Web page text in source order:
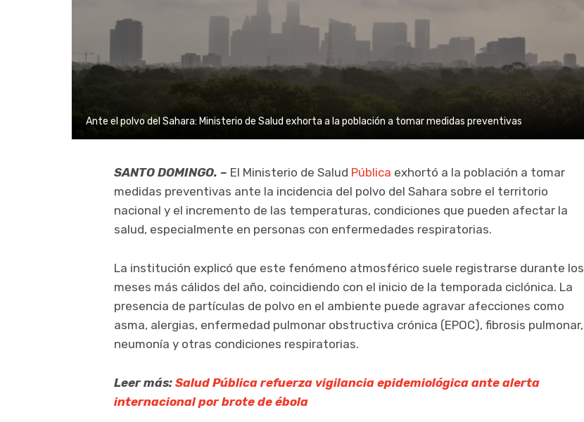
Ante el polvo del Sahara: Ministerio de Salud exhorta a la población a tomar medidas preventivas
SANTO DOMINGO. – El Ministerio de Salud Pública exhortó a la población a tomar
medidas preventivas ante la incidencia del polvo del Sahara sobre el territorio
nacional y el incremento de las temperaturas, condiciones que pueden afectar la
salud, especialmente en personas con enfermedades respiratorias.
La institución explicó que este fenómeno atmosférico suele registrarse durante los
meses más cálidos del año, coincidiendo con el inicio de la temporada ciclónica. La
presencia de partículas de polvo en el ambiente puede agravar afecciones como
asma, alergias, enfermedad pulmonar obstructiva crónica (EPOC), fibrosis pulmonar,
neumonía y otras condiciones respiratorias.
Leer más: Salud Pública refuerza vigilancia epidemiológica ante alerta
internacional por brote de ébola